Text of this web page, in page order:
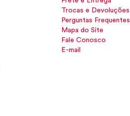
Trocas e Devoluções
Perguntas Frequentes
Mapa do Site
Fale Conosco
E-mail